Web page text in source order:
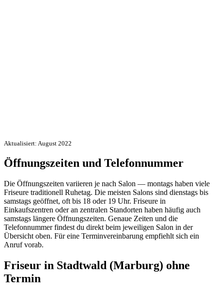
Aktualisiert: August 2022
Öffnungszeiten und Telefonnummer
Die Öffnungszeiten variieren je nach Salon — montags haben viele
Friseure traditionell Ruhetag. Die meisten Salons sind dienstags bis
samstags geöffnet, oft bis 18 oder 19 Uhr. Friseure in
Einkaufszentren oder an zentralen Standorten haben häufig auch
samstags längere Öffnungszeiten. Genaue Zeiten und die
Telefonnummer findest du direkt beim jeweiligen Salon in der
Übersicht oben. Für eine Terminvereinbarung empfiehlt sich ein
Anruf vorab.
Friseur in Stadtwald (Marburg) ohne
Termin